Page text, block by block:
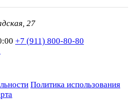
27
+7 (911) 800-80-80
Политика использования